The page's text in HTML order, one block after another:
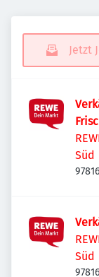
Jetzt
Süd
Süd